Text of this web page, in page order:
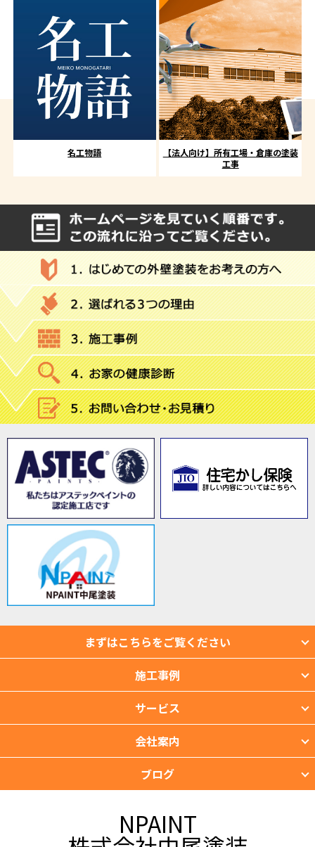
名工物語
【法人向け】所有工場・倉庫の塗装
工事
まずはこちらをご覧ください
施工事例
サービス
会社案内
ブログ
NPAINT